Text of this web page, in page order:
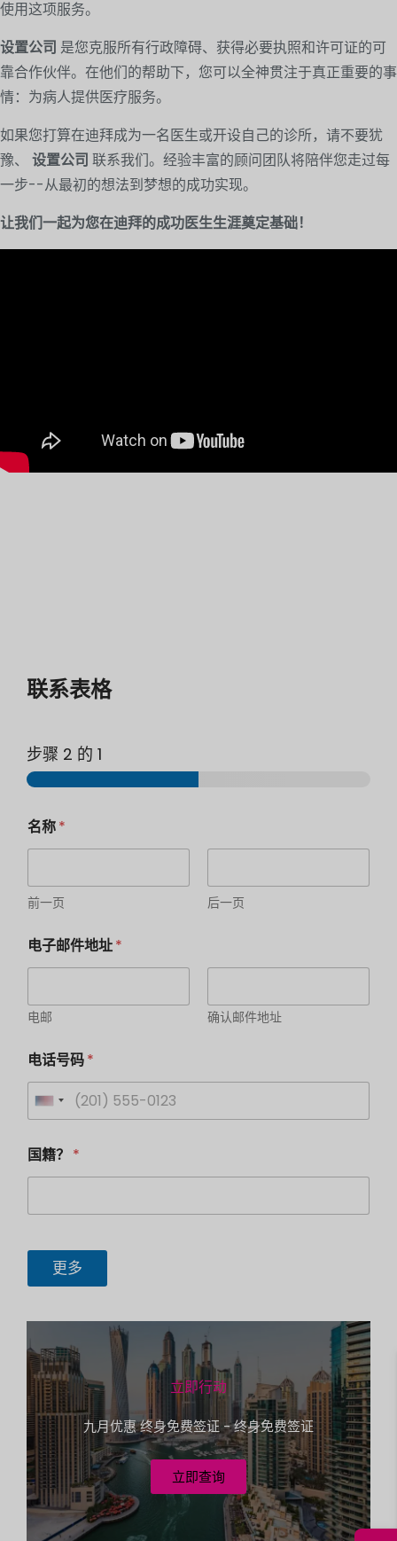
使用这项服务。
设置公司 是您克服所有行政障碍、获得必要执照和许可证的可
靠合作伙伴。在他们的帮助下，您可以全神贯注于真正重要的事
情：为病人提供医疗服务。
如果您打算在迪拜成为一名医生或开设自己的诊所，请不要犹
豫、 设置公司 联系我们。经验丰富的顾问团队将陪伴您走过每
一步--从最初的想法到梦想的成功实现。
让我们一起为您在迪拜的成功医生生涯奠定基础！
联系表格
步骤 2 的 1
S
i
e
望
的
法
形
式
您
需
办
公
室
还
是
拟
地
址
名称*
前一页 后一页
电子邮件地址*
电邮 确认邮件地址
电话号码*
U
i
t
e
s
+
1
t
a
d
A
r
e
s
s
e
?
S
i
e
国籍？ *
更多
立即行动
九月优惠 终身免费签证 - 终身免费签证
立即查询